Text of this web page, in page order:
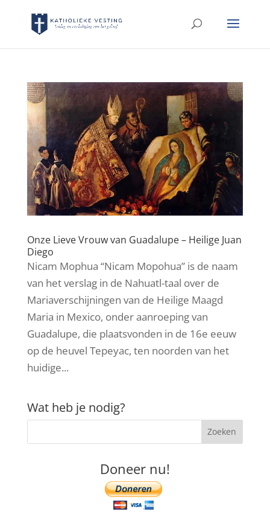
Onze Lieve Vrouw van Guadalupe – Heilige Juan
Diego
Nicam Mophua “Nicam Mopohua” is de naam
van het verslag in de Nahuatl-taal over de
Mariaverschijningen van de Heilige Maagd
Maria in Mexico, onder aanroeping van
Guadalupe, die plaatsvonden in de 16e eeuw
op de heuvel Tepeyac, ten noorden van het
huidige...
Wat heb je nodig?
Doneer nu!